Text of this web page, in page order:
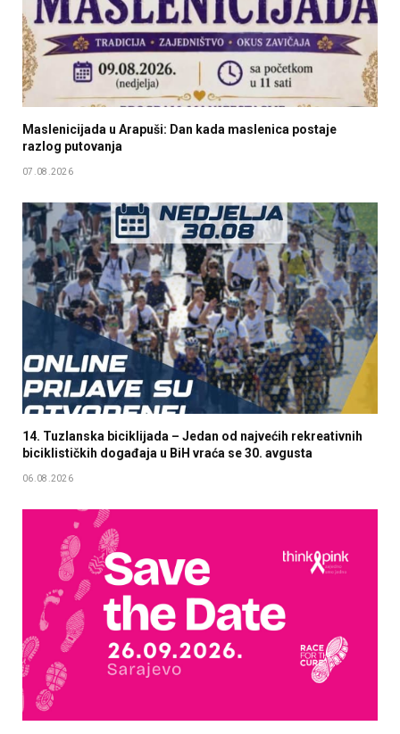
Maslenicijada u Arapuši: Dan kada maslenica postaje
razlog putovanja
07.08.2026
14. Tuzlanska biciklijada – Jedan od najvećih rekreativnih
biciklističkih događaja u BiH vraća se 30. avgusta
06.08.2026